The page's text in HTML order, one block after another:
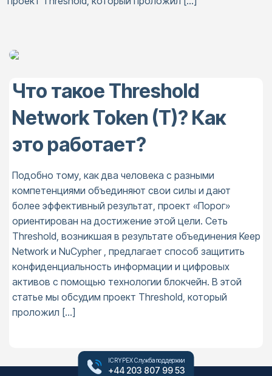
Что такое Threshold
Network Token (T)? Как
это работает?
Подобно тому, как два человека с разными
компетенциями объединяют свои силы и дают
более эффективный результат, проект «Порог»
ориентирован на достижение этой цели. Сеть
Threshold, возникшая в результате объединения Keep
Network и NuCypher , предлагает способ защитить
конфиденциальность информации и цифровых
активов с помощью технологии блокчейн. В этой
статье мы обсудим проект Threshold, который
проложил […]
ICRYPEX Служба поддержки
+44 203 807 99 53